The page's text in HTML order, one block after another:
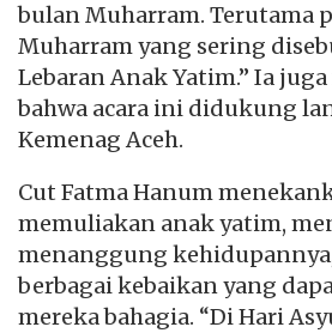
bulan Muharram. Terutama
Muharram yang sering
Lebaran Anak Yatim.” Ia
bahwa acara ini didukung
Kemenag Aceh.
Cut Fatma Hanum
memuliakan anak yatim,
menanggung
berbagai kebaikan yang
mereka bahagia. “Di Hari